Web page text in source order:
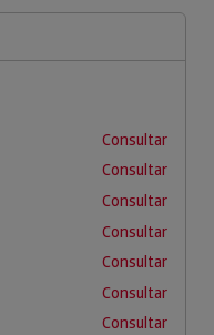
Consultar
Consultar
Consultar
Consultar
Consultar
Consultar
Consultar